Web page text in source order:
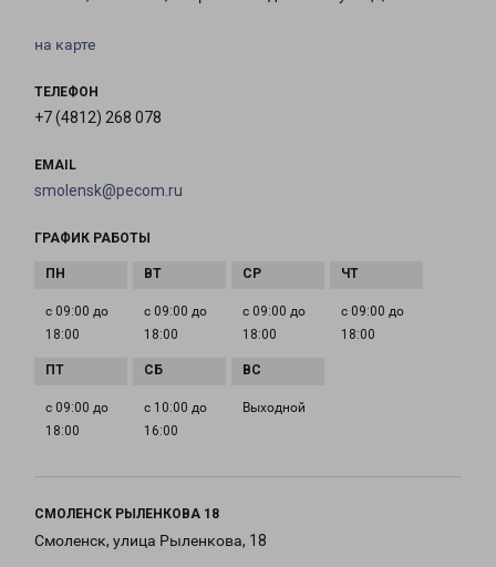
на карте
ТЕЛЕФОН
+7 (4812) 268 078
EMAIL
smolensk@pecom.ru
ГРАФИК РАБОТЫ
с 09:00 до
18:00
с 09:00 до
18:00
с 09:00 до
18:00
с 09:00 до
18:00
с 09:00 до
18:00
с 10:00 до
16:00
Выходной
СМОЛЕНСК РЫЛЕНКОВА 18
Смоленск, улица Рыленкова, 18